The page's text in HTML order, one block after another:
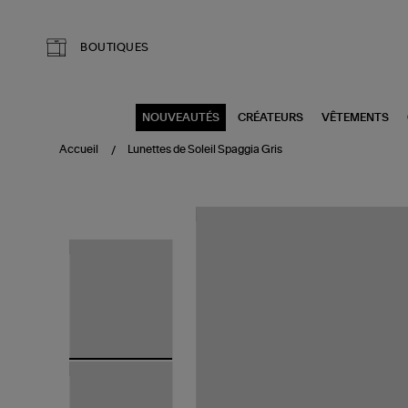
BOUTIQUES
NOUVEAUTÉS CRÉATEURS VÊTEMENTS
Accueil Lunettes de Soleil Spaggia Gris